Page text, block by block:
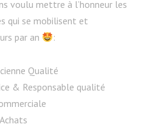
voulu mettre à l’honneur les
qui se mobilisent et
par an
:
Qualité
& Responsable qualité